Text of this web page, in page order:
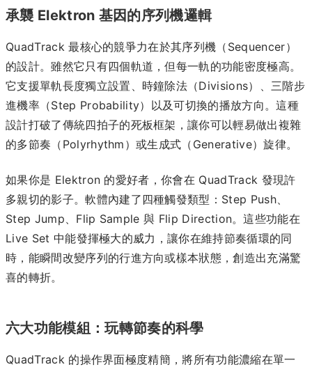
承襲 Elektron 基因的序列機邏輯
QuadTrack 最核心的競爭力在於其序列機（Sequencer）
的設計。雖然它只有四個軌道，但每一軌的功能密度極高。
它支援單軌長度獨立設置、時鐘除法（Divisions）、三階步
進機率（Step Probability）以及可切換的播放方向。這種
設計打破了傳統四拍子的死板框架，讓你可以輕易做出複雜
的多節奏（Polyrhythm）或生成式（Generative）旋律。
如果你是 Elektron 的愛好者，你會在 QuadTrack 發現許
多親切的影子。軟體內建了四種觸發類型：Step Push、
Step Jump、Flip Sample 與 Flip Direction。這些功能在
Live Set 中能發揮極大的威力，讓你在維持節奏循環的同
時，能瞬間改變序列的行進方向或樣本狀態，創造出充滿驚
喜的轉折。
六大功能模組：玩轉節奏的科學
QuadTrack 的操作界面極度精簡，將所有功能濃縮在單一